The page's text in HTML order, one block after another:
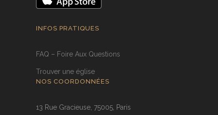
INFOS PRATIQUES
FAQ – Foire Aux Questions
Trouver une église
NOS COORDONNÉES
13 Rue Gracieuse, 75005, Paris